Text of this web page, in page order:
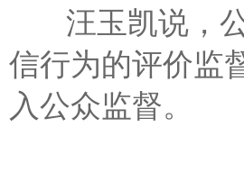
汪玉凯说，公
信行为的评价监
入公众监督。